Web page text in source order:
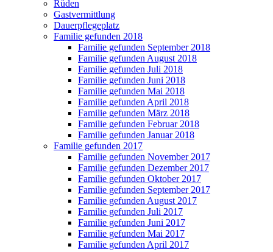
Rüden
Gastvermittlung
Dauerpflegeplatz
Familie gefunden 2018
Familie gefunden September 2018
Familie gefunden August 2018
Familie gefunden Juli 2018
Familie gefunden Juni 2018
Familie gefunden Mai 2018
Familie gefunden April 2018
Familie gefunden März 2018
Familie gefunden Februar 2018
Familie gefunden Januar 2018
Familie gefunden 2017
Familie gefunden November 2017
Familie gefunden Dezember 2017
Familie gefunden Oktober 2017
Familie gefunden September 2017
Familie gefunden August 2017
Familie gefunden Juli 2017
Familie gefunden Juni 2017
Familie gefunden Mai 2017
Familie gefunden April 2017